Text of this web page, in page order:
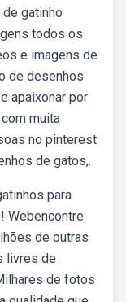
gatinho
todos os
e imagens de
de desenhos
apaixonar por
muita
no pinterest.
de gatos,.
para
Webencontre
de outras
livres de
de fotos